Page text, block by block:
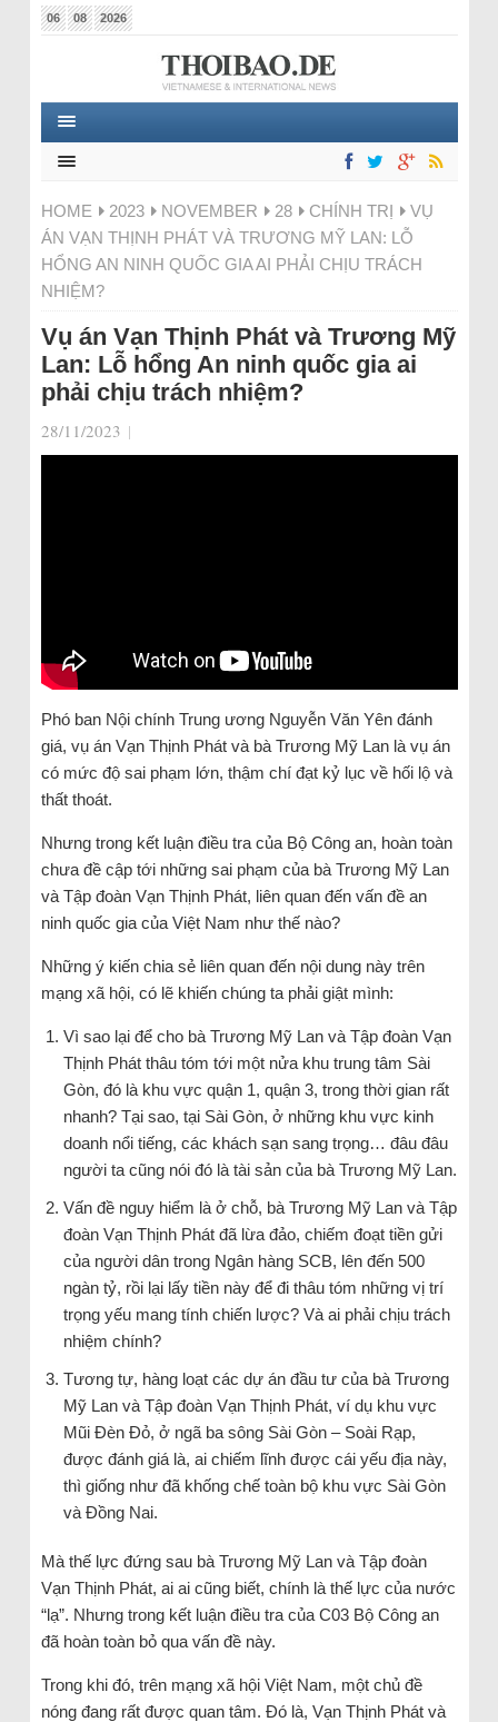
06 08 2026
HOME 2023 NOVEMBER 28 CHÍNH TRỊ
VỤ
ÁN VẠN THỊNH PHÁT VÀ TRƯƠNG MỸ LAN: LỖ
HỔNG AN NINH QUỐC GIA AI PHẢI CHỊU TRÁCH
NHIỆM?
Vụ án Vạn Thịnh Phát và Trương Mỹ
Lan: Lỗ hổng An ninh quốc gia ai
phải chịu trách nhiệm?
28/11/2023 |
Phó ban Nội chính Trung ương Nguyễn Văn Yên đánh
giá, vụ án Vạn Thịnh Phát và bà Trương Mỹ Lan là vụ án
có mức độ sai phạm lớn, thậm chí đạt kỷ lục về hối lộ và
thất thoát.
Nhưng trong kết luận điều tra của Bộ Công an, hoàn toàn
chưa đề cập tới những sai phạm của bà Trương Mỹ Lan
và Tập đoàn Vạn Thịnh Phát, liên quan đến vấn đề an
ninh quốc gia của Việt Nam như thế nào?
Những ý kiến chia sẻ liên quan đến nội dung này trên
mạng xã hội, có lẽ khiến chúng ta phải giật mình:
Vì sao lại để cho bà Trương Mỹ Lan và Tập đoàn Vạn
Thịnh Phát thâu tóm tới một nửa khu trung tâm Sài
Gòn, đó là khu vực quận 1, quận 3, trong thời gian rất
nhanh? Tại sao, tại Sài Gòn, ở những khu vực kinh
doanh nổi tiếng, các khách sạn sang trọng… đâu đâu
người ta cũng nói đó là tài sản của bà Trương Mỹ Lan.
Vấn đề nguy hiểm là ở chỗ, bà Trương Mỹ Lan và Tập
đoàn Vạn Thịnh Phát đã lừa đảo, chiếm đoạt tiền gửi
của người dân trong Ngân hàng SCB, lên đến 500
ngàn tỷ, rồi lại lấy tiền này để đi thâu tóm những vị trí
trọng yếu mang tính chiến lược? Và ai phải chịu trách
nhiệm chính?
Tương tự, hàng loạt các dự án đầu tư của bà Trương
Mỹ Lan và Tập đoàn Vạn Thịnh Phát, ví dụ khu vực
Mũi Đèn Đỏ, ở ngã ba sông Sài Gòn – Soài Rạp,
được đánh giá là, ai chiếm lĩnh được cái yếu địa này,
thì giống như đã khống chế toàn bộ khu vực Sài Gòn
và Đồng Nai.
Mà thế lực đứng sau bà Trương Mỹ Lan và Tập đoàn
Vạn Thịnh Phát, ai ai cũng biết, chính là thế lực của nước
“lạ”. Nhưng trong kết luận điều tra của C03 Bộ Công an
đã hoàn toàn bỏ qua vấn đề này.
Trong khi đó, trên mạng xã hội Việt Nam, một chủ đề
nóng đang rất được quan tâm. Đó là, Vạn Thịnh Phát và